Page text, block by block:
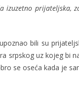
prijateljska,
bili su
srpskog uz kojeg bi
se oseća kada je